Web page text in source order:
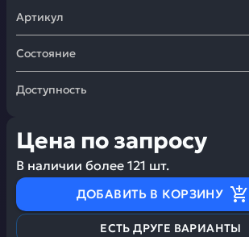
Артикул
Состояние
Доступность
Цена по запросу
В наличии более 121 шт.
ДОБАВИТЬ В КОРЗИНУ
ЕСТЬ ДРУГЕ ВАРИАНТЫ